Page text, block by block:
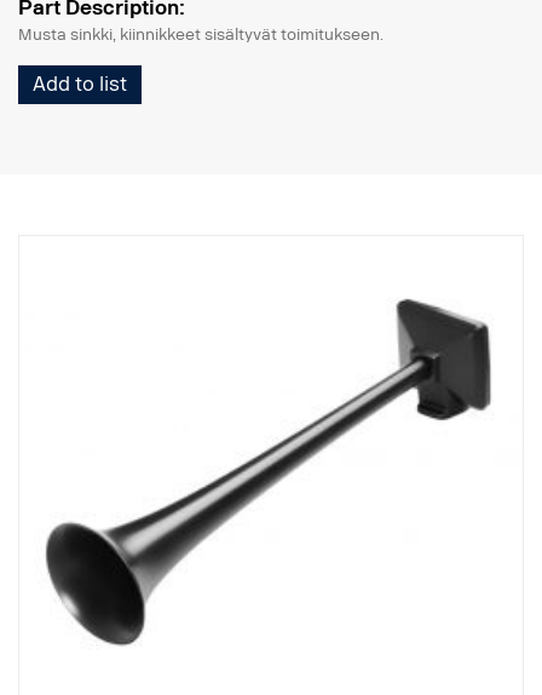
Part Description:
Musta sinkki, kiinnikkeet sisältyvät toimitukseen.
Add to list